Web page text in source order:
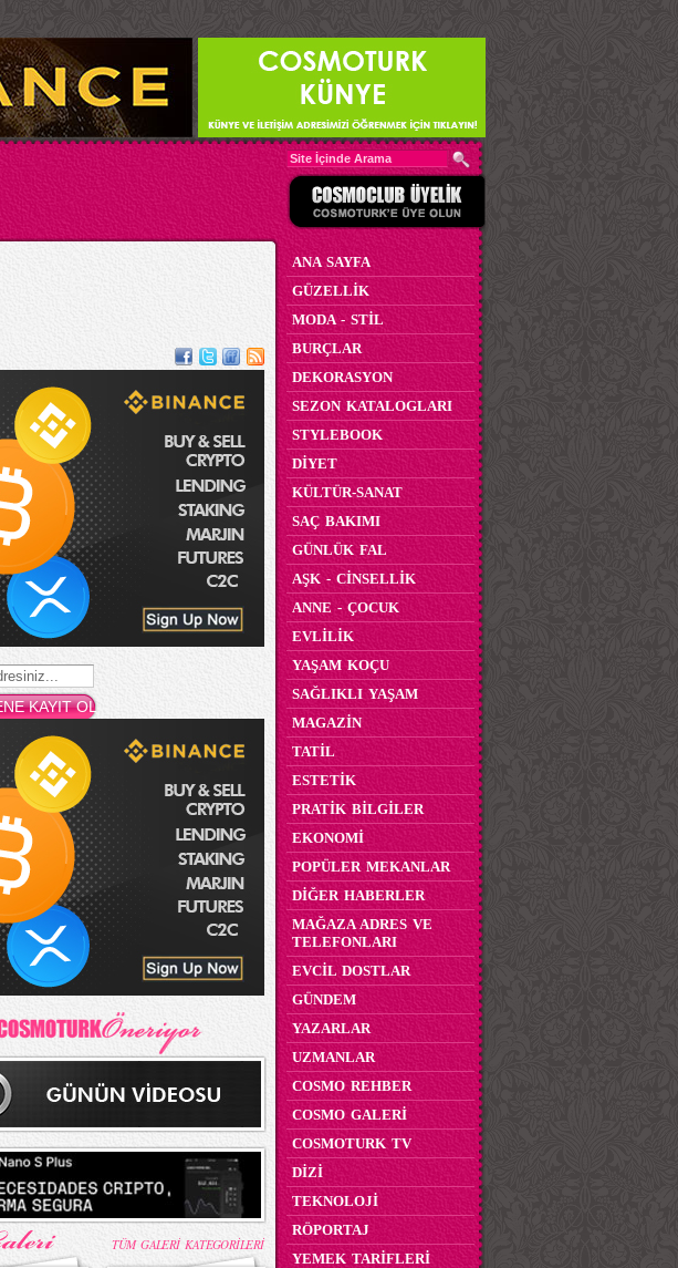
TÜM GALERİ KATEGORİLERİ
ANA SAYFA
GÜZELLİK
MODA - STİL
BURÇLAR
DEKORASYON
SEZON KATALOGLARI
STYLEBOOK
DİYET
KÜLTÜR-SANAT
SAÇ BAKIMI
GÜNLÜK FAL
AŞK - CİNSELLİK
ANNE - ÇOCUK
EVLİLİK
YAŞAM KOÇU
SAĞLIKLI YAŞAM
MAGAZİN
TATİL
ESTETİK
PRATİK BİLGİLER
EKONOMİ
POPÜLER MEKANLAR
DİĞER HABERLER
MAĞAZA ADRES VE
TELEFONLARI
EVCİL DOSTLAR
GÜNDEM
YAZARLAR
UZMANLAR
COSMO REHBER
COSMO GALERİ
COSMOTURK TV
DİZİ
TEKNOLOJİ
RÖPORTAJ
YEMEK TARİFLERİ